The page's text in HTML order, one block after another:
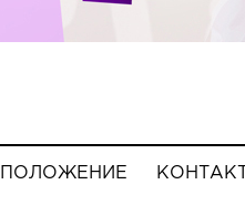
ПОЛОЖЕНИЕ